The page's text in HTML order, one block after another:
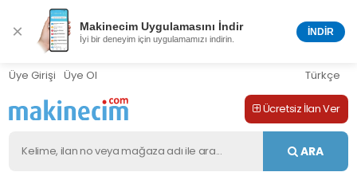
× Makinecim Uygulamasını İndir
İyi bir deneyim için uygulamamızı indirin.
İNDİR
Üye Girişi Üye Ol Türkçe
Ücretsiz İlan Ver
ARA